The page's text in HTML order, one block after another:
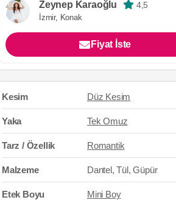
Zeynep Karaoğlu 4,5
İzmir, Konak
Fiyat İste
Kesim Düz Kesim
Yaka Tek Omuz
Tarz / Özellik Romantik
Malzeme Dantel, Tül, Güpür
Etek Boyu Mini Boy